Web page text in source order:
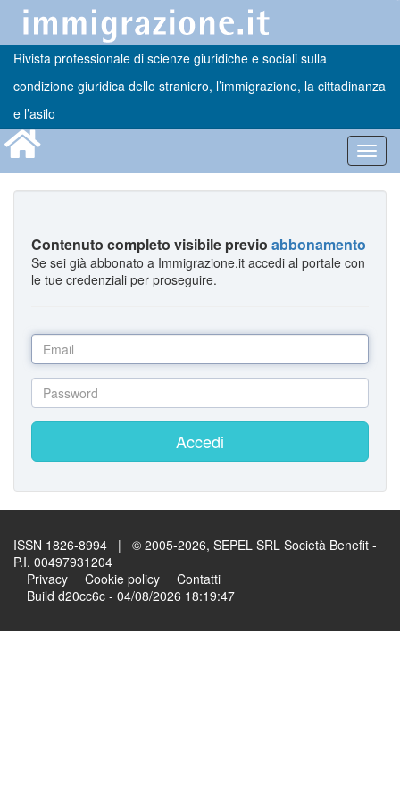
Rivista professionale di scienze giuridiche e sociali sulla
condizione giuridica dello straniero, l’immigrazione, la cittadinanza
e l’asilo
Contenuto completo visibile previo abbonamento
Se sei già abbonato a Immigrazione.it accedi al portale con
le tue credenziali per proseguire.
Accedi
ISSN 1826-8994 | © 2005-2026, SEPEL SRL Società Benefit -
P.I. 00497931204
Privacy
Cookie policy
Contatti
Build d20cc6c - 04/08/2026 18:19:47